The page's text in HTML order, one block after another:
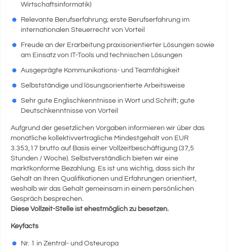
Wirtschaftsinformatik)
Relevante Berufserfahrung; erste Berufserfahrung im
internationalen Steuerrecht von Vorteil
Freude an der Erarbeitung praxisorientierter Lösungen sowie
am Einsatz von IT-Tools und technischen Lösungen
Ausgeprägte Kommunikations- und Teamfähigkeit
Selbstständige und lösungsorientierte Arbeitsweise
Sehr gute Englischkenntnisse in Wort und Schrift; gute
Deutschkenntnisse von Vorteil
Aufgrund der gesetzlichen Vorgaben informieren wir über das
monatliche kollektivvertragliche Mindestgehalt von EUR
3.353,17 brutto auf Basis einer Vollzeitbeschäftigung (37,5
Stunden / Woche). Selbstverständlich bieten wir eine
marktkonforme Bezahlung. Es ist uns wichtig, dass sich Ihr
Gehalt an Ihren Qualifikationen und Erfahrungen orientiert,
weshalb wir das Gehalt gemeinsam in einem persönlichen
Gespräch besprechen.
Diese Vollzeit-Stelle ist ehestmöglich zu besetzen.
Keyfacts
Nr. 1 in Zentral- und Osteuropa